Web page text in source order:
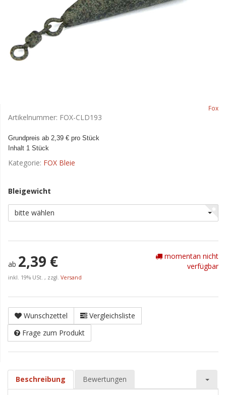
Fox
Artikelnummer: FOX-CLD193
Grundpreis ab 2,39 € pro Stück
Inhalt 1 Stück
Kategorie: FOX Bleie
Bleigewicht
bitte wählen
ab 2,39 €
inkl. 19% USt. , zzgl. Versand
momentan nicht
verfügbar
Wunschzettel
Vergleichsliste
Frage zum Produkt
Beschreibung Bewertungen